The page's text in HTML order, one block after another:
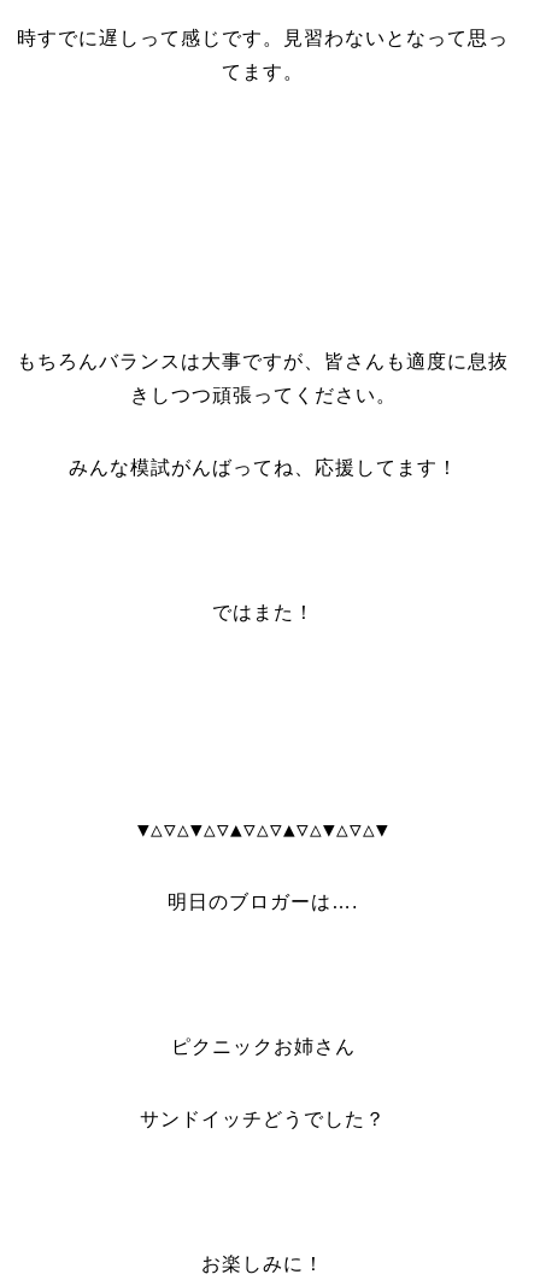
時すでに遅しって感じです。見習わないとなって思っ
てます。
もちろんバランスは大事ですが、皆さんも適度に息抜
きしつつ頑張ってください。
みんな模試がんばってね、応援してます！
ではまた！
▼△▽△▼△▽▲▽△▽▲▽△▼△▽△▼
明日のブロガーは….
ピクニックお姉さん
サンドイッチどうでした？
お楽しみに！